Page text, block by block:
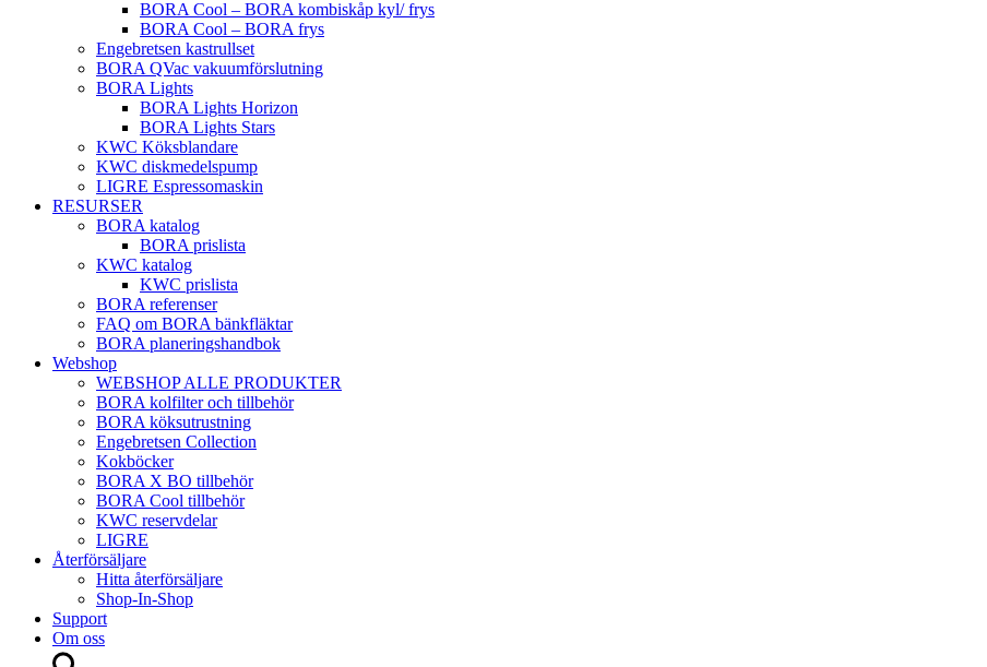
BORA Cool – BORA kombiskåp kyl/ frys
BORA Cool – BORA frys
Engebretsen kastrullset
BORA QVac vakuumförslutning
BORA Lights
BORA Lights Horizon
BORA Lights Stars
KWC Köksblandare
KWC diskmedelspump
LIGRE Espressomaskin
RESURSER
BORA katalog
BORA prislista
KWC katalog
KWC prislista
BORA referenser
FAQ om BORA bänkfläktar
BORA planeringshandbok
Webshop
WEBSHOP ALLE PRODUKTER
BORA kolfilter och tillbehör
BORA köksutrustning
Engebretsen Collection
Kokböcker
BORA X BO tillbehör
BORA Cool tillbehör
KWC reservdelar
LIGRE
Återförsäljare
Hitta återförsäljare
Shop-In-Shop
Support
Om oss